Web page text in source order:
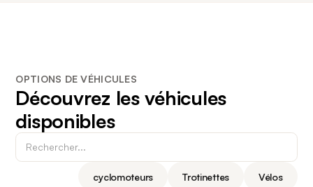
OPTIONS DE VÉHICULES
Découvrez les véhicules
disponibles
cyclomoteurs Trotinettes Vélos